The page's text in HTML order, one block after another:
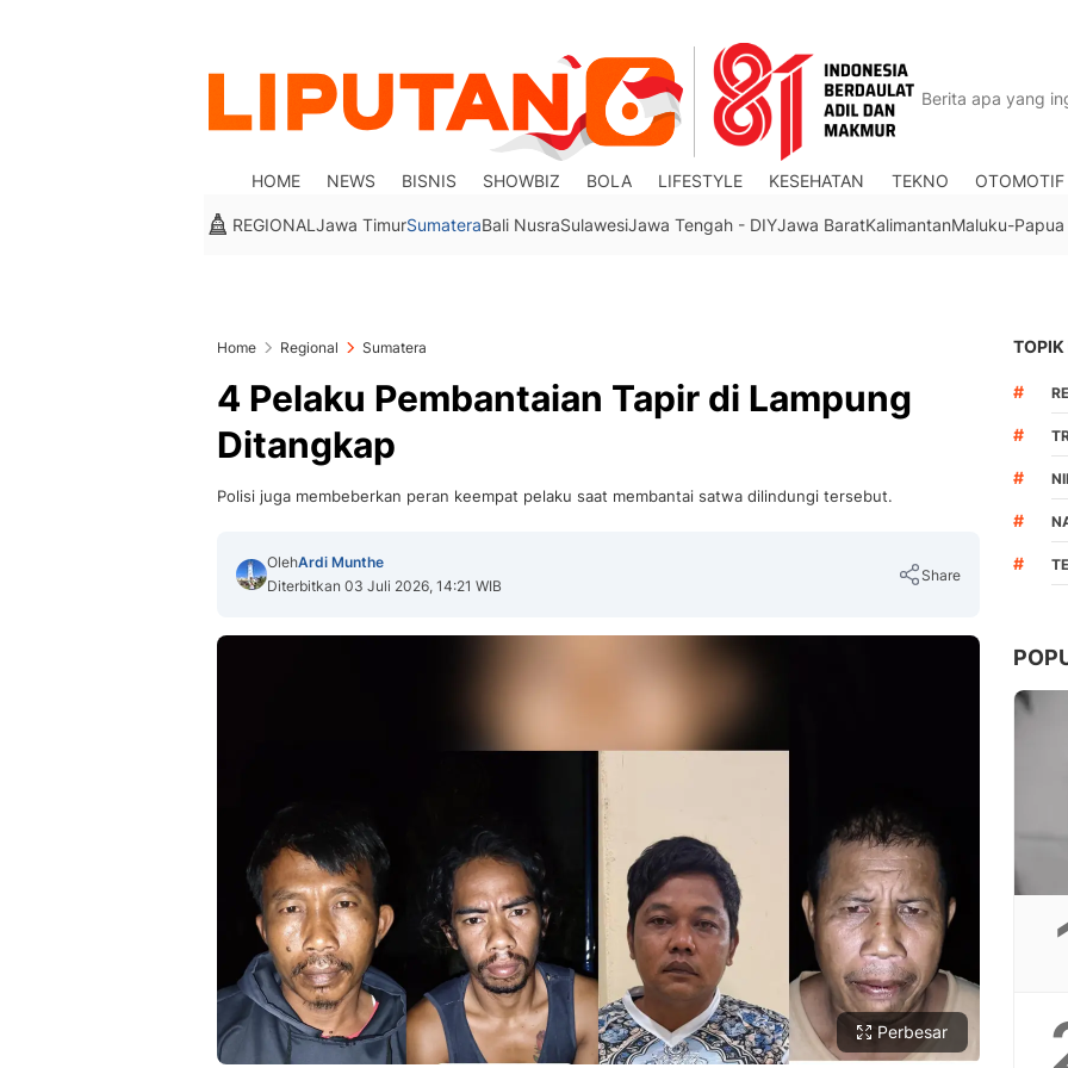
HOME NEWS BISNIS SHOWBIZ BOLA LIFESTYLE KESEHATAN TEKNO OTOMOTIF
REGIONAL Jawa TimurSumateraBali NusraSulawesiJawa Tengah - DIYJawa BaratKalimantanMaluku-Papua
Home Regional Sumatera
4 Pelaku Pembantaian Tapir di Lampung
Ditangkap
Polisi juga membeberkan peran keempat pelaku saat membantai satwa dilindungi tersebut.
OlehArdi Munthe
Diterbitkan 03 Juli 2026, 14:21 WIB
Share
Perbesar
TOPIK
#
#
#
#
#